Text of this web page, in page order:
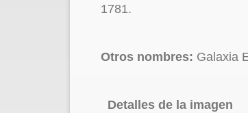
1781.
Otros nombres: Galaxia
Detalles de la imagen